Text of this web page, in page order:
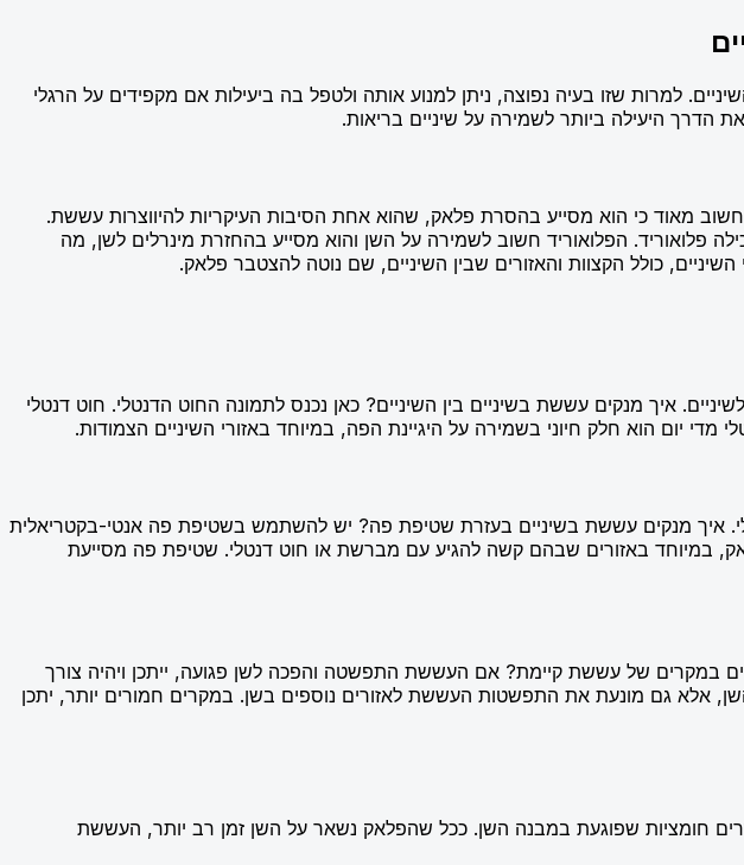
למרות שזו בעיה נפוצה, ניתן למנוע אותה ולטפל בה ביעילות אם מקפידים על הרגלי
הדרך היעילה ביותר לשמירה על שיניים בריאות.
מאוד כי הוא מסייע בהסרת פלאק, שהוא אחת הסיבות העיקריות להיווצרות עששת.
פלואוריד. הפלואוריד חשוב לשמירה על השן והוא מסייע בהחזרת מינרלים לשן, מה
כולל הקצוות והאזורים שבין השיניים, שם נוטה להצטבר פלאק.
איך מנקים עששת בשיניים בין השיניים? כאן נכנס לתמונה החוט הדנטלי. חוט דנטלי
מדי יום הוא חלק חיוני בשמירה על היגיינת הפה, במיוחד באזורי השיניים הצמודות.
איך מנקים עששת בשיניים בעזרת שטיפת פה? יש להשתמש בשטיפת פה אנטי-בקטריאלית
במיוחד באזורים שבהם קשה להגיע עם מברשת או חוט דנטלי. שטיפת פה מסייעת
במקרים של עששת קיימת? אם העששת התפשטה והפכה לשן פגועה, ייתכן ויהיה צורך
גם מונעת את התפשטות העששת לאזורים נוספים בשן. במקרים חמורים יותר, יתכן
חומציות שפוגעת במבנה השן. ככל שהפלאק נשאר על השן זמן רב יותר, העששת